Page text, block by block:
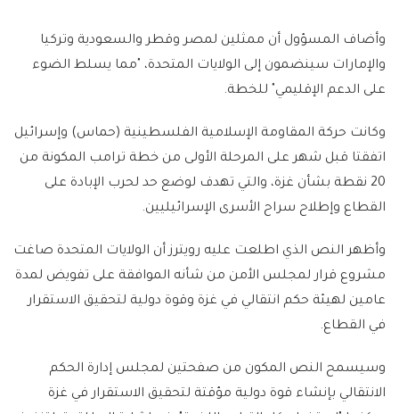
وأضاف المسؤول أن ممثلين لمصر وقطر والسعودية وتركيا
والإمارات سينضمون إلى الولايات المتحدة، "مما يسلط الضوء
على الدعم الإقليمي" للخطة.
وكانت حركة المقاومة الإسلامية الفلسطينية (حماس) وإسرائيل
اتفقتا قبل شهر على المرحلة الأولى من خطة ترامب المكونة من
20 نقطة بشأن غزة، والتي تهدف لوضع حد لحرب الإبادة على
القطاع وإطلاح سراح الأسرى الإسرائيليين.
وأظهر النص الذي اطلعت عليه رويترز أن الولايات المتحدة صاغت
مشروع قرار لمجلس الأمن من شأنه الموافقة على تفويض لمدة
عامين لهيئة حكم انتقالي في غزة وقوة دولية لتحقيق الاستقرار
في القطاع.
وسيسمح النص المكون من صفحتين لمجلس إدارة الحكم
الانتقالي بإنشاء قوة دولية مؤقتة لتحقيق الاستقرار في غزة